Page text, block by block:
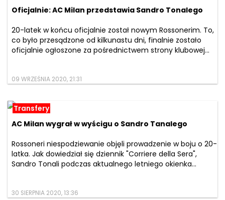
Oficjalnie: AC Milan przedstawia Sandro Tonalego
20-latek w końcu oficjalnie został nowym Rossonerim. To,
co było przesądzone od kilkunastu dni, finalnie zostało
oficjalnie ogłoszone za pośrednictwem strony klubowej...
09 WRZEŚNIA 2020, 21:31
Transfery
AC Milan wygrał w wyścigu o Sandro Tanalego
Rossoneri niespodziewanie objęli prowadzenie w boju o 20-
latka. Jak dowiedział się dziennik "Corriere della Sera",
Sandro Tonali podczas aktualnego letniego okienka...
30 SIERPNIA 2020, 13:36